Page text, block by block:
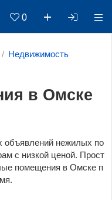
0
Недвижимость
в Омске
объявлений нежилых по
c низкой ценой. Прост
помещения в Омске п